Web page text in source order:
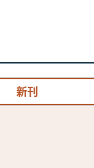
新刊